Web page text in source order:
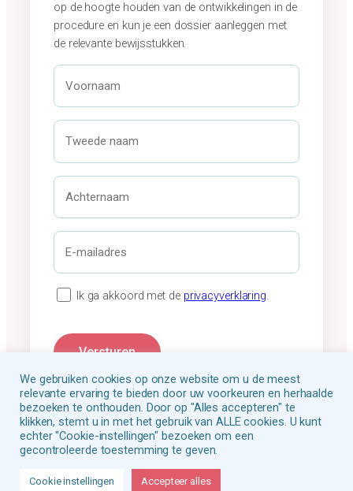
op de hoogte houden van de ontwikkelingen in de
procedure en kun je een dossier aanleggen met
de relevante bewijsstukken.
V
o
r
a
a
*
T
e
e
e
n
a
m
A
h
t
r
n
m
E
m
a
a
r
e
P
v
c
y
v
r
k
Ik ga akkoord met de privacyverklaring.
Versturen
Siliconenzaak
We gebruiken cookies op onze website om u de meest
relevante ervaring te bieden door uw voorkeuren en herhaalde
bezoeken te onthouden. Door op "Alles accepteren" te
klikken, stemt u in met het gebruik van ALLE cookies. U kunt
echter "Cookie-instellingen" bezoeken om een
gecontroleerde toestemming te geven.
Cookie instellingen Accepteer alles